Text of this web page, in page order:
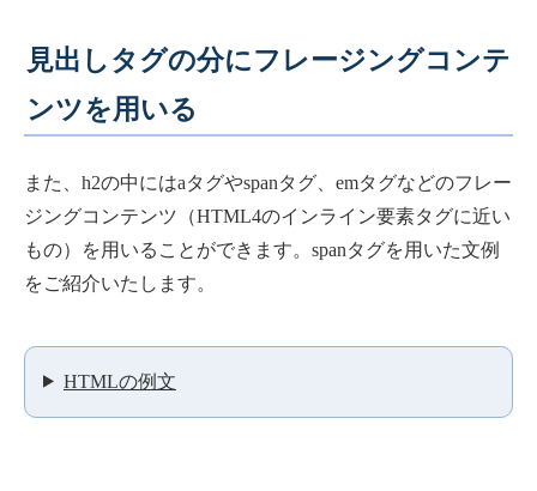
見出しタグの分にフレージングコンテ
ンツを用いる
また、h2の中にはaタグやspanタグ、emタグなどのフレー
ジングコンテンツ（HTML4のインライン要素タグに近い
もの）を用いることができます。spanタグを用いた文例
をご紹介いたします。
HTMLの例文